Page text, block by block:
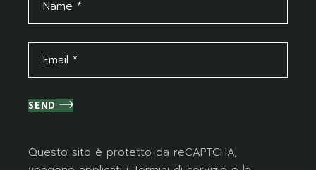
SEND
Questo sito è protetto da reCAPTCHA,